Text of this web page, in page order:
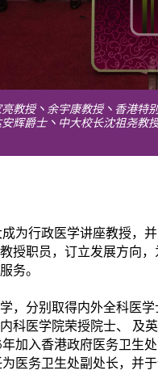
亮教授丶余宇康教授丶香港
辉爵士丶中大校长沈祖尧教
为行政医学讲座教授，
授职员，订立发展方向
务。
，分别取得内外全科医
科医学院荣授院士、 及
加入香港政府医务卫生
医务卫生处副处长，并于